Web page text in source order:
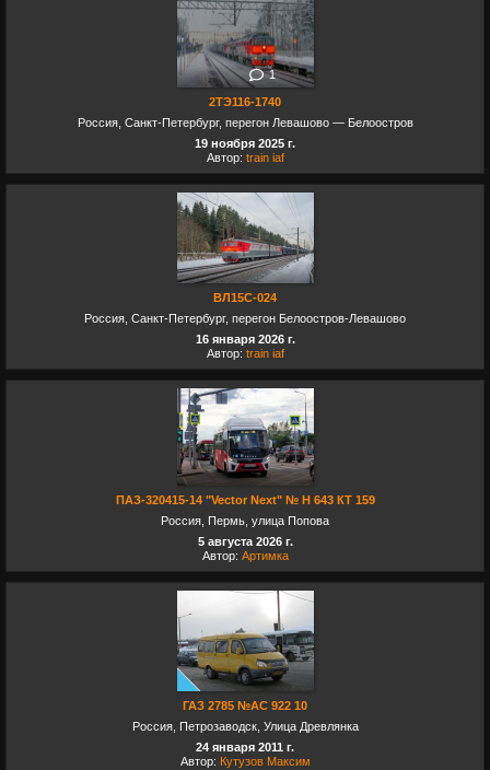
1
2ТЭ116-1740
Россия, Санкт-Петербург, перегон Левашово — Белоостров
19 ноября 2025 г.
Автор: train iaf
ВЛ15С-024
Россия, Санкт-Петербург, перегон Белоостров-Левашово
16 января 2026 г.
Автор: train iaf
ПАЗ-320415-14 "Vector Next" № Н 643 КТ 159
Россия, Пермь, улица Попова
5 августа 2026 г.
Автор: Артимка
ГАЗ 2785 №АС 922 10
Россия, Петрозаводск, Улица Древлянка
24 января 2011 г.
Автор: Кутузов Максим